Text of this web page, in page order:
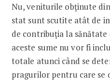
Nu, veniturile obținute
stat sunt scutite atât de
de contribuția la sănătate
aceste sume nu vor fi
totale atunci când se
pragurilor pentru care se